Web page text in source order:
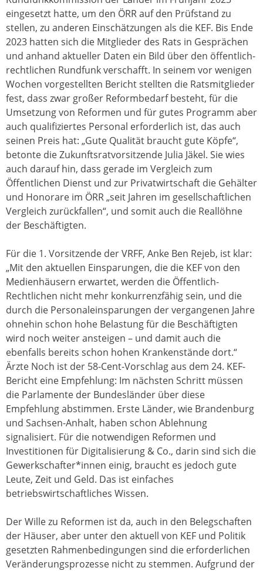
eingesetzt hatte, um den ÖRR auf den Prüfstand zu
stellen, zu anderen Einschätzungen als die KEF. Bis Ende
2023 hatten sich die Mitglieder des Rats in Gesprächen
und anhand aktueller Daten ein Bild über den öffentlich-
rechtlichen Rundfunk verschafft. In seinem vor wenigen
Wochen vorgestellten Bericht stellten die Ratsmitglieder
fest, dass zwar großer Reformbedarf besteht, für die
Umsetzung von Reformen und für gutes Programm aber
auch qualifiziertes Personal erforderlich ist, das auch
seinen Preis hat: „Gute Qualität braucht gute Köpfe“,
betonte die Zukunftsratvorsitzende Julia Jäkel. Sie wies
auch darauf hin, dass gerade im Vergleich zum
Öffentlichen Dienst und zur Privatwirtschaft die Gehälter
und Honorare im ÖRR „seit Jahren im gesellschaftlichen
Vergleich zurückfallen“, und somit auch die Reallöhne
der Beschäftigten.
Für die 1. Vorsitzende der VRFF, Anke Ben Rejeb, ist klar:
„Mit den aktuellen Einsparungen, die die KEF von den
Medienhäusern erwartet, werden die Öffentlich-
Rechtlichen nicht mehr konkurrenzfähig sein, und die
durch die Personaleinsparungen der vergangenen Jahre
ohnehin schon hohe Belastung für die Beschäftigten
wird noch weiter ansteigen – und damit auch die
ebenfalls bereits schon hohen Krankenstände dort.“
Ärzte Noch ist der 58-Cent-Vorschlag aus dem 24. KEF-
Bericht eine Empfehlung: Im nächsten Schritt müssen
die Parlamente der Bundesländer über diese
Empfehlung abstimmen. Erste Länder, wie Brandenburg
und Sachsen-Anhalt, haben schon Ablehnung
signalisiert. Für die notwendigen Reformen und
Investitionen für Digitalisierung & Co., darin sind sich die
Gewerkschafter*innen einig, braucht es jedoch gute
Leute, Zeit und Geld. Das ist einfaches
betriebswirtschaftliches Wissen.
Der Wille zu Reformen ist da, auch in den Belegschaften
der Häuser, aber unter den aktuell von KEF und Politik
gesetzten Rahmenbedingungen sind die erforderlichen
Veränderungsprozesse nicht zu stemmen. Aufgrund der